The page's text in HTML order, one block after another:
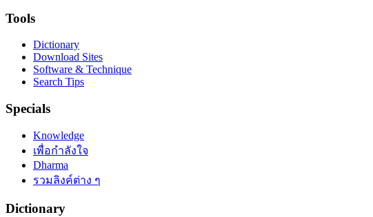
Tools
Dictionary
Download Sites
Software & Technique
Search Tips
Specials
Knowledge
เพื่อกำลังใจ
Dharma
รวมลิงค์ต่าง ๆ
Dictionary